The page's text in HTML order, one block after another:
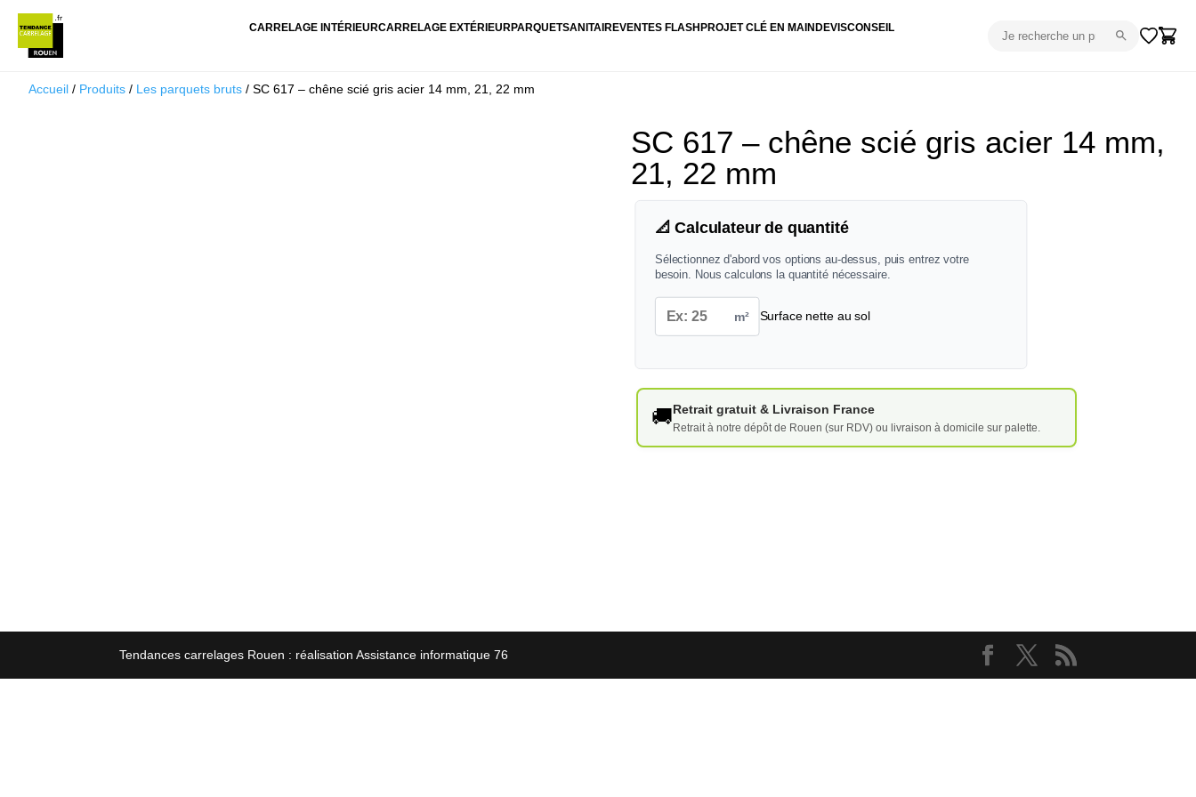
CARRELAGE INTÉRIEURCARRELAGE EXTÉRIEURPARQUETSANITAIREVENTES FLASH PROJET CLÉ EN MAIN DEVISCONSEIL
Accueil / Produits / Les parquets bruts / SC 617 – chêne scié gris acier 14 mm, 21, 22 mm
SC 617 – chêne scié gris acier 14 mm,
21, 22 mm
📐 Calculateur de quantité
Sélectionnez d'abord vos options au-dessus, puis entrez votre
besoin. Nous calculons la quantité nécessaire.
m² Surface nette au sol
🚚Retrait gratuit & Livraison France
Retrait à notre dépôt de Rouen (sur RDV) ou livraison à domicile sur palette.
Tendances carrelages Rouen : réalisation Assistance informatique 76